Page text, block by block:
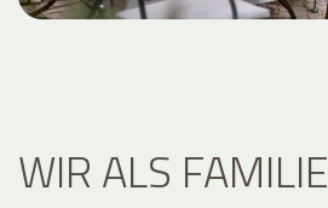
WIR ALS FAMILIE